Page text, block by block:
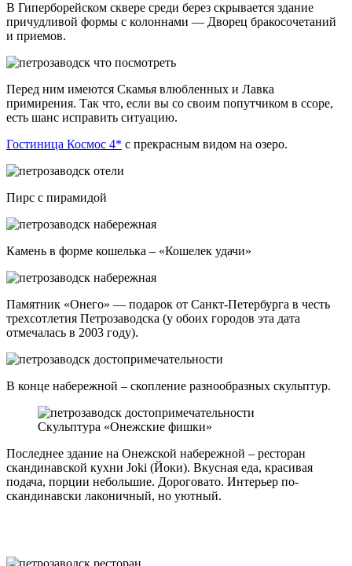
В Гиперборейском сквере среди берез скрывается здание
причудливой формы с колоннами — Дворец бракосочетаний
и приемов.
Перед ним имеются Скамья влюбленных и Лавка
примирения. Так что, если вы со своим попутчиком в ссоре,
есть шанс исправить ситуацию.
Гостиница Космос 4* с прекрасным видом на озеро.
Пирс с пирамидой
Камень в форме кошелька – «Кошелек удачи»
Памятник «Онего» — подарок от Санкт-Петербурга в честь
трехсотлетия Петрозаводска (у обоих городов эта дата
отмечалась в 2003 году).
В конце набережной – скопление разнообразных скульптур.
Скульптура «Онежские фишки»
Последнее здание на Онежской набережной – ресторан
скандинавской кухни Joki (Йоки). Вкусная еда, красивая
подача, порции небольшие. Дороговато. Интерьер по-
скандинавски лаконичный, но уютный.